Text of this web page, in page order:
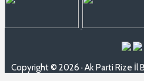
Copyright © 2026 · Ak Parti Rize İl